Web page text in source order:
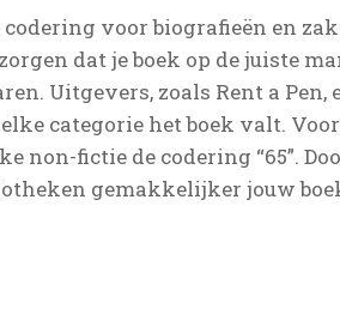
voor biografieën en
dat je boek op de juiste
Uitgevers, zoals Rent a
categorie het boek valt.
non-fictie de codering “65”.
gemakkelijker jouw